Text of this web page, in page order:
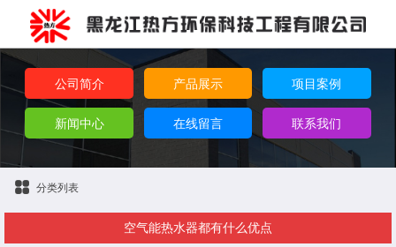
公司简介 产品展示 项目案例
新闻中心 在线留言 联系我们
分类列表
空气能热水器都有什么优点